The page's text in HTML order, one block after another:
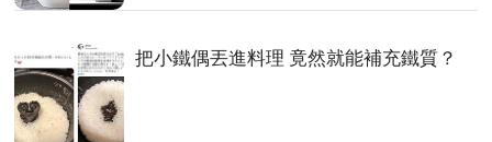
把小鐵偶丟進料理 竟然就能補充鐵質？